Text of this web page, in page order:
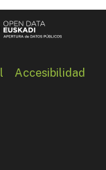
Accesibilidad